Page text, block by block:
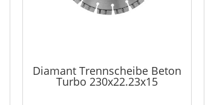
Diamant Trennscheibe Beton
Turbo 230x22.23x15